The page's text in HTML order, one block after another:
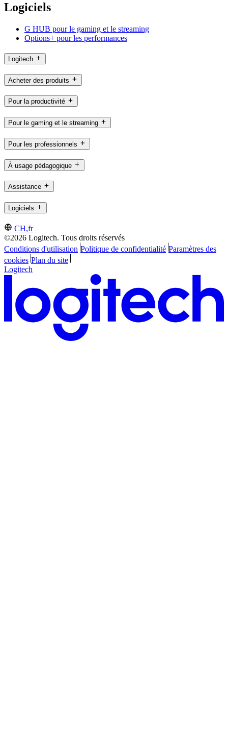
Logiciels
G HUB pour le gaming et le streaming
Options+ pour les performances
Logitech
Acheter des produits
Pour la productivité
Pour le gaming et le streaming
Pour les professionnels
À usage pédagogique
Assistance
Logiciels
CH,fr
©2026 Logitech. Tous droits réservés
Conditions d'utilisation Politique de confidentialité Paramètres des
cookies Plan du site
Logitech